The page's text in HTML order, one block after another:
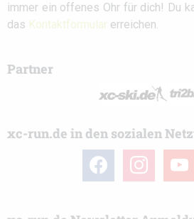
immer ein offenes Ohr für dich! Du
das Kontaktformular erreichen.
Partner
xc-run.de in den sozialen
facebook instagram